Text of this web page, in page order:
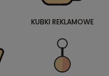
KUBKI REKLAMOWE